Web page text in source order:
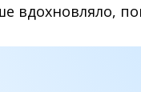
вдохновляло,